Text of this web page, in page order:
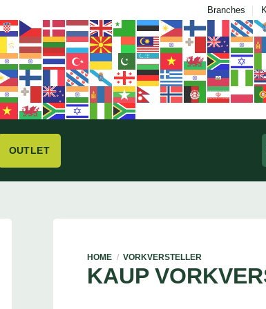
Branches
OUTLET
HOME / VORKVERSTELLER
KAUP